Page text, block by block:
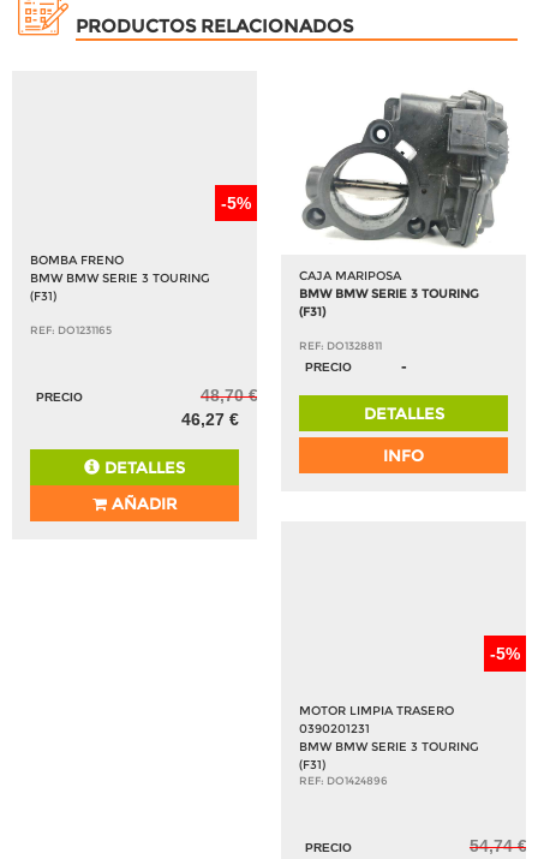
PRODUCTOS RELACIONADOS
-5%
BOMBA FRENO
BMW BMW SERIE 3 TOURING
(F31)
REF: DO1231165
PRECIO
48,70 €
46,27 €
DETALLES
AÑADIR
CAJA MARIPOSA
BMW BMW SERIE 3 TOURING
(F31)
REF: DO1328811
PRECIO
-
DETALLES
INFO
-5%
MOTOR LIMPIA TRASERO
0390201231
BMW BMW SERIE 3 TOURING
(F31)
REF: DO1424896
PRECIO
54,74 €